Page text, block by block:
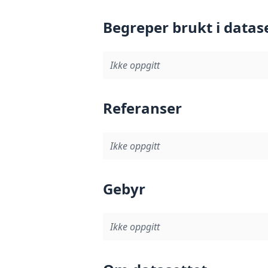
Begreper brukt i
Ikke oppgitt
Referanser
Ikke oppgitt
Gebyr
Ikke oppgitt